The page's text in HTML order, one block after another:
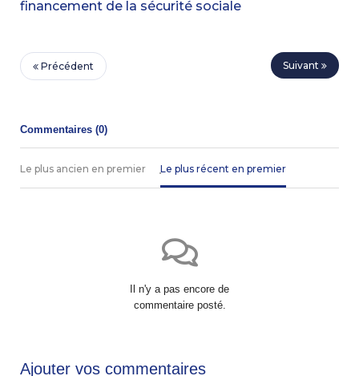
financement de la sécurité sociale
Précédent Suivant
Commentaires (0)
Le plus ancien en premier Le plus récent en premier
Il n'y a pas encore de
commentaire posté.
Ajouter vos commentaires